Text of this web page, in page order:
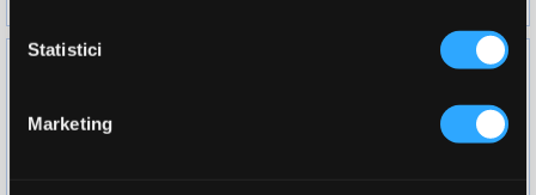
Statistici
Marketing
favorite_border